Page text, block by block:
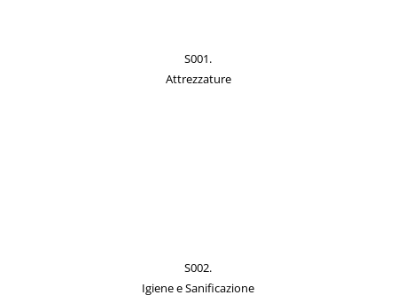
S001.
Attrezzature
S002.
Igiene e Sanificazione